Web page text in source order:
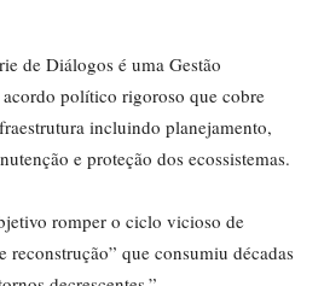
de Diálogos é uma Gestão
político rigoroso que cobre
incluindo planejamento,
e proteção dos ecossistemas.
romper o ciclo vicioso de
reconstrução” que consumiu décadas